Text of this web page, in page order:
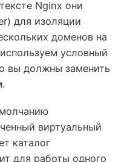
Nginx они
для изоляции
доменов на
условный
вы должны заменить
виртуальный
каталог
для работы одного